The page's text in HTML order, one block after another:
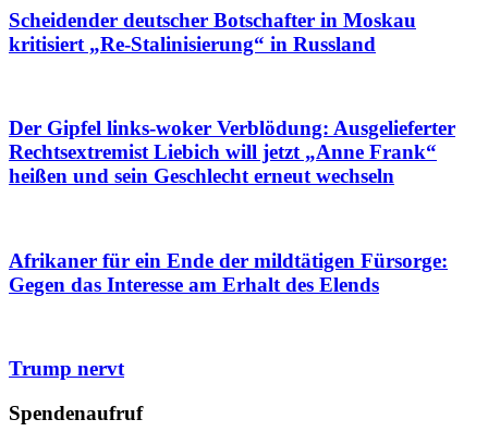
Scheidender deutscher Botschafter in Moskau
kritisiert „Re-Stalinisierung“ in Russland
Der Gipfel links-woker Verblödung: Ausgelieferter
Rechtsextremist Liebich will jetzt „Anne Frank“
heißen und sein Geschlecht erneut wechseln
Afrikaner für ein Ende der mildtätigen Fürsorge:
Gegen das Interesse am Erhalt des Elends
Trump nervt
Spendenaufruf